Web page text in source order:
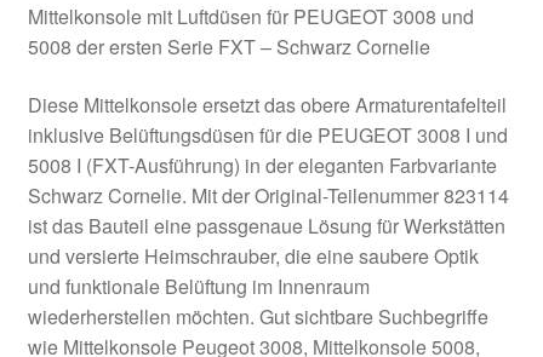
Mittelkonsole mit Luftdüsen für PEUGEOT 3008 und
5008 der ersten Serie FXT – Schwarz Cornelie
Diese Mittelkonsole ersetzt das obere Armaturentafelteil
inklusive Belüftungsdüsen für die PEUGEOT 3008 I und
5008 I (FXT-Ausführung) in der eleganten Farbvariante
Schwarz Cornelie. Mit der Original-Teilenummer 823114
ist das Bauteil eine passgenaue Lösung für Werkstätten
und versierte Heimschrauber, die eine saubere Optik
und funktionale Belüftung im Innenraum
wiederherstellen möchten. Gut sichtbare Suchbegriffe
wie Mittelkonsole Peugeot 3008, Mittelkonsole 5008,